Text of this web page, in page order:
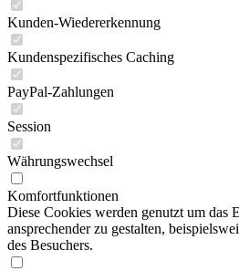
Kunden-Wiedererkennung
Kundenspezifisches Caching
PayPal-Zahlungen
Session
Währungswechsel
Komfortfunktionen
Diese Cookies werden genutzt um das
ansprechender zu gestalten,
des Besuchers.